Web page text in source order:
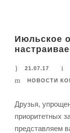
Июльское
21.07.17
НОВОСТИ
Друзья,
приоритетных
представляем